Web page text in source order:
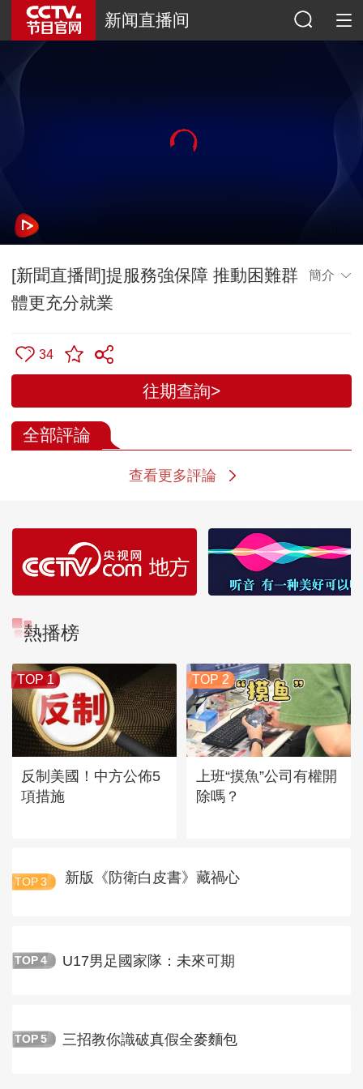
新闻直播间
[新聞直播間]提服務強保障 推動困難群
體更充分就業
簡介
34
往期查詢>
全部評論
查看更多評論
熱播榜
TOP 1
反制美國！中方公佈5
項措施
TOP 2
上班“摸魚”公司有權開
除嗎？
TOP 3 新版《防衛白皮書》藏禍心
TOP 4 U17男足國家隊：未來可期
TOP 5 三招教你識破真假全麥麵包